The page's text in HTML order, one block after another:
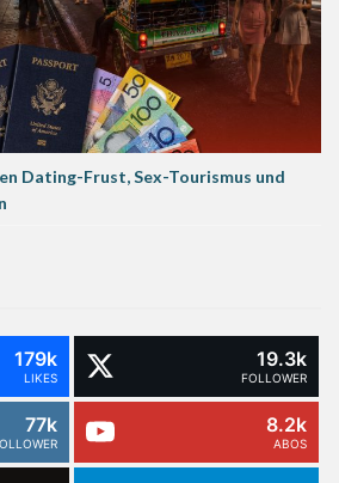
Dating-Frust, Sex-Tourismus und
179k
LIKES
19.3k
FOLLOWER
77k 8.2k
ABOS